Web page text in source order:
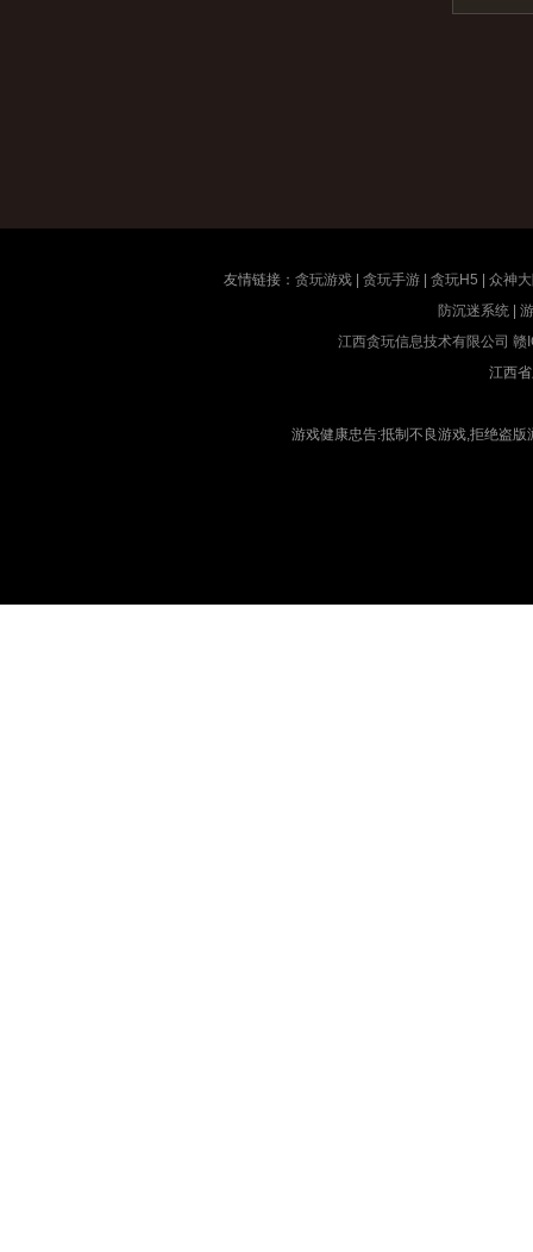
友情链接： 贪玩游戏 贪玩手游 贪玩H5
众神
防沉迷系统|
江西贪玩信息技术有限公司 赣
江西
游戏健康忠告:抵制不良游戏,拒绝盗